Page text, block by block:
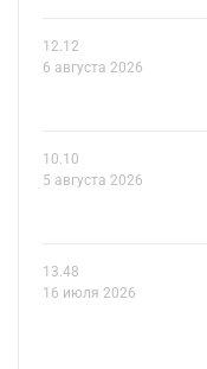
12.12
6 августа 2026
10.10
5 августа 2026
13.48
16 июля 2026